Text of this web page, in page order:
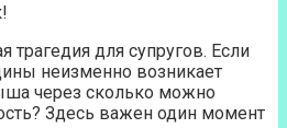
для супругов. Если
неизменно возникает
через сколько можно
Здесь важен один момент